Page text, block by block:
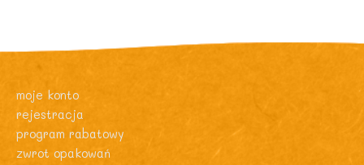
moje konto
rejestracja
program rabatowy
zwrot opakowań